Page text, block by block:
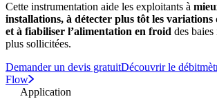
Cette instrumentation aide les exploitants à
installations, à détecter plus tôt les variations
et à fiabiliser l’alimentation en froid des
plus sollicitées.
Demander un devis gratuitDécouvrir le
Flow
Application